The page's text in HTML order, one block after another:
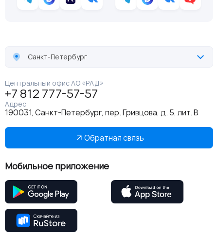
Санкт-Петербург
Центральный офис АО «РАД»
+7 812 777-57-57
Адрес
190031, Санкт-Петербург, пер. Гривцова, д. 5, лит. В
Обратная связь
Мобильное приложение